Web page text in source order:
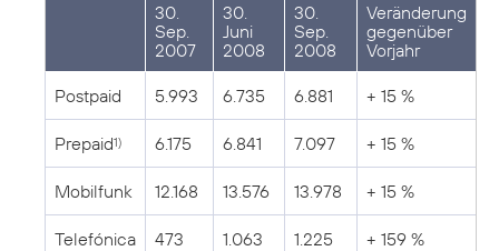
30.
Sep.
2007
30.
Juni
2008
30.
Sep.
2008
Veränderung
gegenüber
Vorjahr
Postpaid 5.993 6.735 6.881 + 15 %
Prepaid1) 6.175 6.841 7.097 + 15 %
Mobilfunk 12.168 13.576 13.978 + 15 %
Telefónica
473 1.063 1.225 + 159 %